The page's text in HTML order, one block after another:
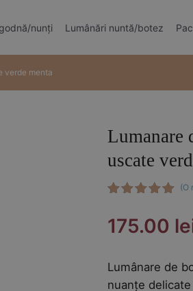
nunți Lumânări nuntă/botez
verde menta
Lumanare
uscate
pe baza
unei
(O
175.00
Lumânare de
nuanțe